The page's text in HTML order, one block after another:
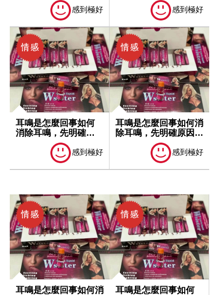
感到極好 感到極好
耳鳴是怎麼回事如何
消除耳鳴，先明確原
感到極好
耳鳴是怎麼回事如何消
除耳鳴，先明確原因再
感到極好
耳鳴是怎麼回事如何消
耳鳴是怎麼回事如何